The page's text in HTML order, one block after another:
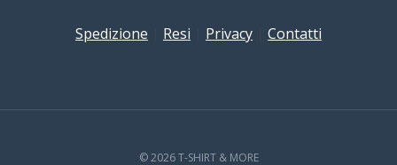
Spedizione Resi Privacy Contatti
© 2026 T-SHIRT & MORE